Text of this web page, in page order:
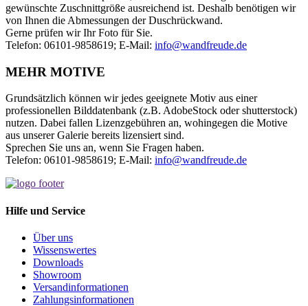
gewünschte Zuschnittgröße ausreichend ist. Deshalb benötigen wir
von Ihnen die Abmessungen der Duschrückwand.
Gerne prüfen wir Ihr Foto für Sie.
Telefon: 06101-9858619; E-Mail: info@wandfreude.de
MEHR MOTIVE
Grundsätzlich können wir jedes geeignete Motiv aus einer
professionellen Bilddatenbank (z.B. AdobeStock oder shutterstock)
nutzen. Dabei fallen Lizenzgebühren an, wohingegen die Motive
aus unserer Galerie bereits lizensiert sind.
Sprechen Sie uns an, wenn Sie Fragen haben.
Telefon: 06101-9858619; E-Mail: info@wandfreude.de
Hilfe und Service
Über uns
Wissenswertes
Downloads
Showroom
Versandinformationen
Zahlungsinformationen